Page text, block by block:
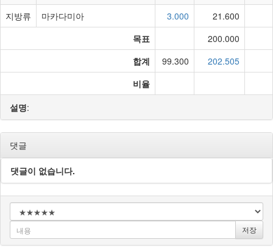
지방류
마카다미아 3.000
21.600
목표
200.000
합계
99.300
202.505
비율
설명:
댓글
댓글이 없습니다.
저장